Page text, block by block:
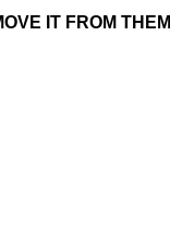
IT FROM